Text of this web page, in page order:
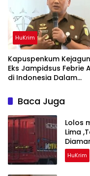
HuKrim
Kapuspenkum
Eks Jampidsus Febrie
di Indonesia Dalam
Baca Juga
Lolos
Lima
HuKrim